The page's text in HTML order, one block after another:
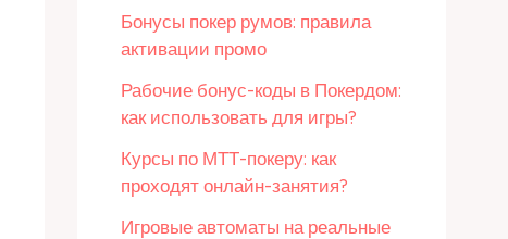
Бонусы покер румов: правила
активации промо
Рабочие бонус-коды в Покердом:
как использовать для игры?
Курсы по МТТ-покеру: как
проходят онлайн-занятия?
Игровые автоматы на реальные